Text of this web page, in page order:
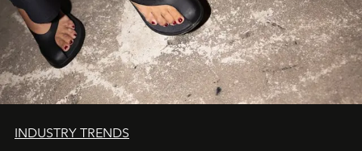
INDUSTRY TRENDS